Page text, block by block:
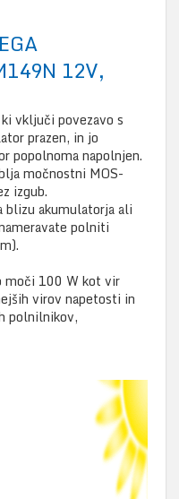
12V,
vključi povezavo s
prazen, in jo
popolnoma napolnjen.
močnostni MOS-
izgub.
blizu akumulatorja ali
polniti
moči 100 W kot vir
virov napetosti in
polnilnikov,